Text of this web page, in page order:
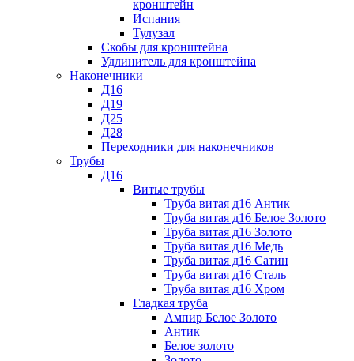
кронштейн
Испания
Тулузал
Скобы для кронштейна
Удлинитель для кронштейна
Наконечники
Д16
Д19
Д25
Д28
Переходники для наконечников
Трубы
Д16
Витые трубы
Труба витая д16 Антик
Труба витая д16 Белое Золото
Труба витая д16 Золото
Труба витая д16 Медь
Труба витая д16 Сатин
Труба витая д16 Сталь
Труба витая д16 Хром
Гладкая труба
Ампир Белое Золото
Антик
Белое золото